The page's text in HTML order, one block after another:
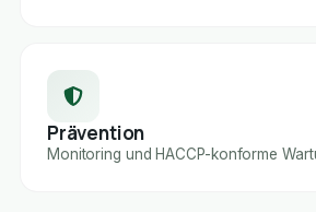
Prävention
Monitoring und HACCP-konforme